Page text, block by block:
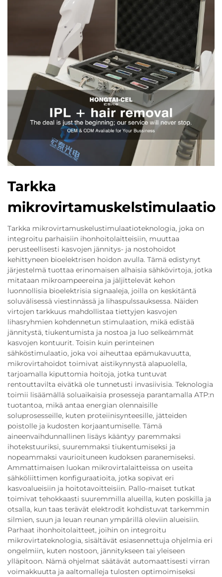
Tarkka
mikrovirtamuskelstimulaatio
Tarkka mikrovirtamuskelustimulaatioteknologia, joka on
integroitu parhaisiin ihonhoitolaitteisiin, muuttaa
perusteellisesti kasvojen jännitys- ja nostohoidot
kehittyneen bioelektrisen hoidon avulla. Tämä edistynyt
järjestelmä tuottaa erinomaisen alhaisia sähkövirtoja, jotka
mitataan mikroampeereina ja jäljittelevät kehon
luonnollisia bioelektrisia signaaleja, joilla on keskitäntä
soluvälisessä viestinnässä ja lihaspulssauksessa. Näiden
virtojen tarkkuus mahdollistaa tiettyjen kasvojen
lihasryhmien kohdennetun stimulaation, mikä edistää
jännitystä, tiukentumista ja nostoa ja luo selkeämmät
kasvojen kontuurit. Toisin kuin perinteinen
sähköstimulaatio, joka voi aiheuttaa epämukavuutta,
mikrovirtahoidot toimivat aistikynnystä alapuolella,
tarjoamalla kiputtomia hoitoja, jotka tuntuvat
rentouttavilta eivätkä ole tunnetusti invasiivisia. Teknologia
toimii lisäämällä soluaikaisia prosesseja parantamalla ATP:n
tuotantoa, mikä antaa energian olennaisille
soluprosesseille, kuten proteiinisynteesille, jätteiden
poistolle ja kudosten korjaantumiselle. Tämä
aineenvaihdunnallinen lisäys kääntyy paremmaksi
ihotekstuuriksi, suuremmaksi tiukentumiseksi ja
nopeammaksi vaurioituneen kudoksen paranemiseksi.
Ammattimaisen luokan mikrovirtalaitteissa on useita
sähköliittimen konfiguraatioita, jotka sopivat eri
kasvoalueisiin ja hoitotavoitteisiin. Pallo-maiset tutkat
toimivat tehokkaasti suuremmilla alueilla, kuten poskilla ja
otsalla, kun taas terävät elektrodit kohdistuvat tarkemmin
silmien, suun ja leuan reunan ympärillä oleviin alueisiin.
Parhaat ihonhoitolaitteet, joihin on integroitu
mikrovirtateknologia, sisältävät esiasennettuja ohjelmia eri
ongelmiin, kuten nostoon, jännitykseen tai yleiseen
ylläpitoon. Nämä ohjelmat säätävät automaattisesti virran
voimakkuutta ja aaltomalleja tulosten optimoimiseksi